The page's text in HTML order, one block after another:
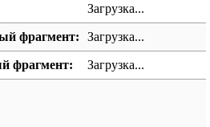
Загрузка...
фрагмент: Загрузка...
фрагмент: Загрузка...